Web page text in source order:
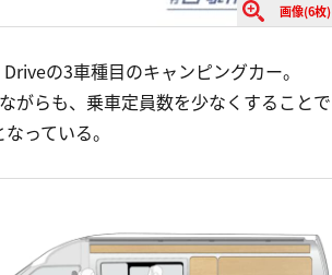
画像(6枚)
の3車種目のキャンピングカー。
がらも、乗車定員数を少なくすることで
っている。